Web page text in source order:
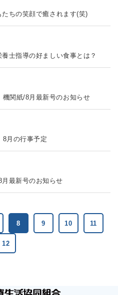
たちの笑顔で癒されます(笑)
士指導の好ましい食事とは？
機関紙/8月最新号のお知らせ
8月の行事予定
月最新号のお知らせ
8 9 10 11
12